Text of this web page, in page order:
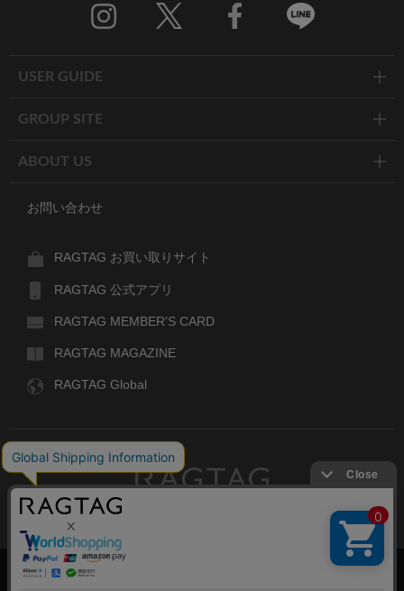
USER GUIDE
GROUP SITE
ABOUT US
お問い合わせ
RAGTAG お買い取りサイト
RAGTAG 公式アプリ
RAGTAG MEMBER'S CARD
RAGTAG MAGAZINE
RAGTAG Global
デザイナーズブランドのユーズド・セレクトショップ